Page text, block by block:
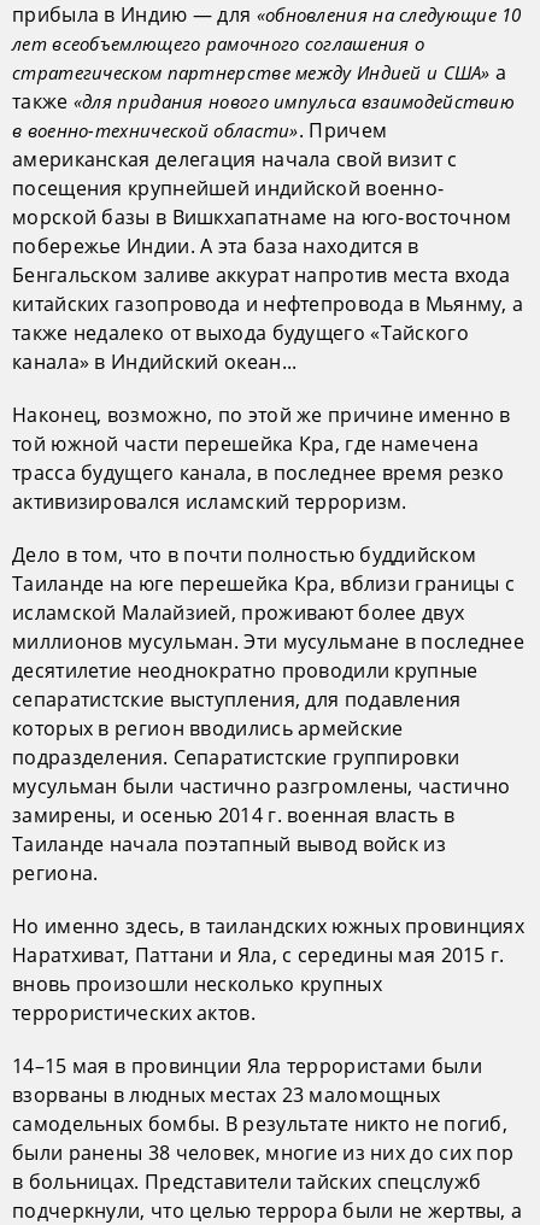
прибыла в Индию — для «обновления на следующие 10
лет всеобъемлющего рамочного соглашения о
стратегическом партнерстве между Индией и США» а
также «для придания нового импульса взаимодействию
в военно-технической области». Причем
американская делегация начала свой визит с
посещения крупнейшей индийской военно-
морской базы в Вишкхапатнаме на юго-восточном
побережье Индии. А эта база находится в
Бенгальском заливе аккурат напротив места входа
китайских газопровода и нефтепровода в Мьянму, а
также недалеко от выхода будущего «Тайского
канала» в Индийский океан...
Наконец, возможно, по этой же причине именно в
той южной части перешейка Кра, где намечена
трасса будущего канала, в последнее время резко
активизировался исламский терроризм.
Дело в том, что в почти полностью буддийском
Таиланде на юге перешейка Кра, вблизи границы с
исламской Малайзией, проживают более двух
миллионов мусульман. Эти мусульмане в последнее
десятилетие неоднократно проводили крупные
сепаратистские выступления, для подавления
которых в регион вводились армейские
подразделения. Сепаратистские группировки
мусульман были частично разгромлены, частично
замирены, и осенью 2014 г. военная власть в
Таиланде начала поэтапный вывод войск из
региона.
Но именно здесь, в таиландских южных провинциях
Наратхиват, Паттани и Яла, с середины мая 2015 г.
вновь произошли несколько крупных
террористических актов.
14–15 мая в провинции Яла террористами были
взорваны в людных местах 23 маломощных
самодельных бомбы. В результате никто не погиб,
были ранены 38 человек, многие из них до сих пор
в больницах. Представители тайских спецслужб
подчеркнули, что целью террора были не жертвы, а